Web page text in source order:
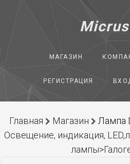
МАГАЗИН
РЕГИСТРАЦИЯ
Главная Магазин
Лампа
Освещение, индикация,